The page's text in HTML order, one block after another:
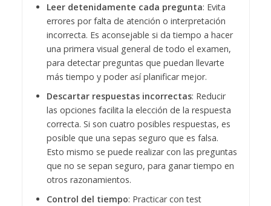
Leer detenidamente cada pregunta: Evita
errores por falta de atención o interpretación
incorrecta. Es aconsejable si da tiempo a hacer
una primera visual general de todo el examen,
para detectar preguntas que puedan llevarte
más tiempo y poder así planificar mejor.
Descartar respuestas incorrectas: Reducir
las opciones facilita la elección de la respuesta
correcta. Si son cuatro posibles respuestas, es
posible que una sepas seguro que es falsa.
Esto mismo se puede realizar con las preguntas
que no se sepan seguro, para ganar tiempo en
otros razonamientos.
Control del tiempo: Practicar con test